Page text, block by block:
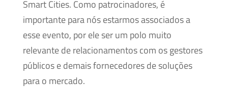
Smart Cities. Como patrocinadores, é
importante para nós estarmos associados a
esse evento, por ele ser um polo muito
relevante de relacionamentos com os gestores
públicos e demais fornecedores de soluções
para o mercado.